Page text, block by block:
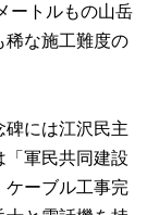
ートルもの山岳
稀な施工難度の
碑には江沢民主
「軍民共同建設
ケーブル工事完